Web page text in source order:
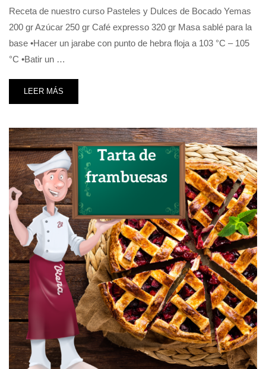
Receta de nuestro curso Pasteles y Dulces de Bocado Yemas
200 gr Azúcar 250 gr Café expresso 320 gr Masa sablé para la
base •Hacer un jarabe con punto de hebra floja a 103 °C – 105
°C •Batir un …
LEER MÁS